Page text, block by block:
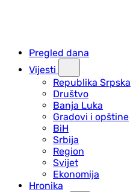
Pregled dana
Vijesti
Republika Srpska
Društvo
Banja Luka
Gradovi i opštine
BiH
Srbija
Region
Svijet
Ekonomija
Hronika